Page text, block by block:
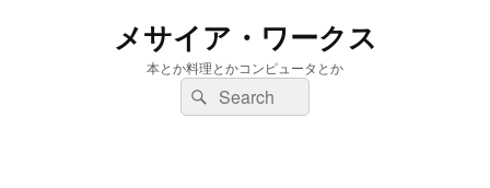
メサイア・ワークス
本とか料理とかコンピュータとか
検
索:
検
索